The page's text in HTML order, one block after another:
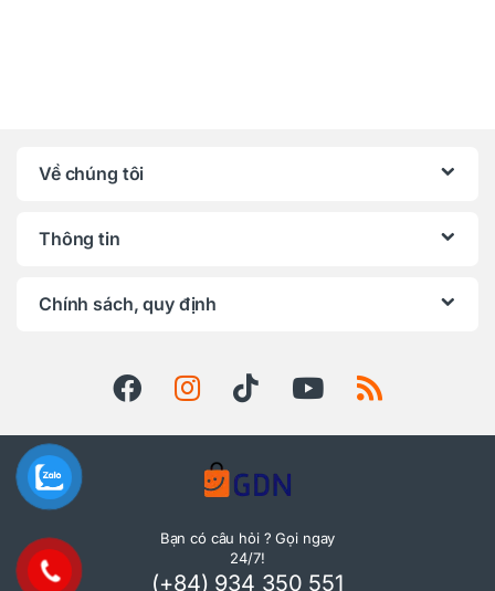
Về chúng tôi
Thông tin
Chính sách, quy định
Bạn có câu hỏi ? Gọi ngay
24/7!
(+84) 934 350 551